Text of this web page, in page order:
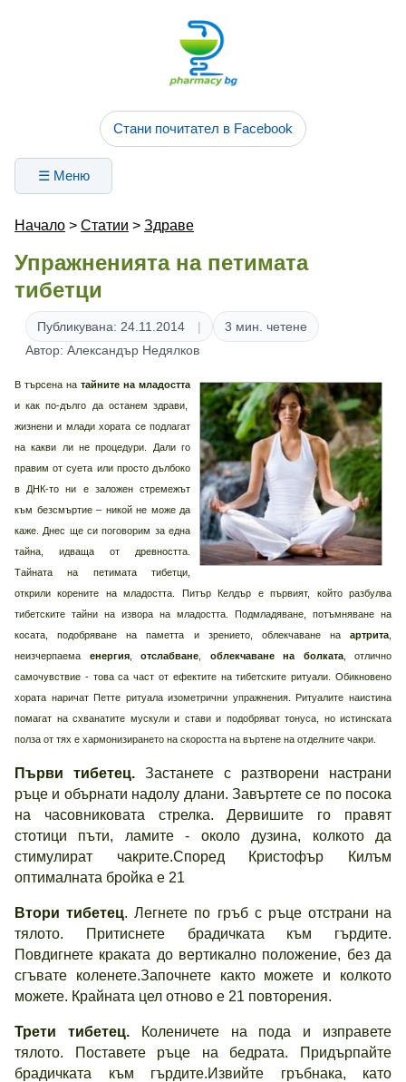
Стани почитател в Facebook
☰ Меню
Начало > Статии > Здраве
Упражненията на петимата
тибетци
Публикувана: 24.11.2014
3 мин. четене
Автор: Александър Недялков
В търсена на тайните на младостта
и как по-дълго да останем здрави,
жизнени и млади хората се подлагат
на какви ли не процедури. Дали го
правим от суета или просто дълбоко
в ДНК-то ни е заложен стремежът
към безсмъртие – никой не може да
каже. Днес ще си поговорим за една
тайна, идваща от древността.
Тайната на петимата тибетци,
открили корените на младостта. Питър Келдър е първият, който разбулва
тибетските тайни на извора на младостта. Подмладяване, потъмняване на
косата, подобряване на паметта и зрението, облекчаване на артрита
неизчерпаема енергия, отслабване облекчаване на болката, отлично
самочувствие - това са част от ефектите на тибетските ритуали. Обикновено
хората наричат Петте ритуала изометрични упражнения. Ритуалите наистина
помагат на схванатите мускули и стави и подобряват тонуса, но истинската
полза от тях е хармонизирането на скоростта на въртене на отделните чакри.
Първи тибетец. Застанете с разтворени настрани
ръце и обърнати надолу длани. Завъртете се по посока
на часовниковата стрелка. Дервишите го правят
стотици пъти, ламите - около дузина, колкото да
стимулират чакрите.Според Кристофър Килъм
оптималната бройка е 21
Втори тибетец. Легнете по гръб с ръце отстрани на
тялото. Притиснете брадичката към гърдите.
Повдигнете краката до вертикално положение, без да
сгъвате коленете.Започнете както можете и колкото
можете. Крайната цел отново е 21 повторения.
Трети тибетец.
Коленичете на пода и изправете
тялото. Поставете ръце на бедрата. Придърпайте
брадичката към гърдите.Извийте гръбнака, като